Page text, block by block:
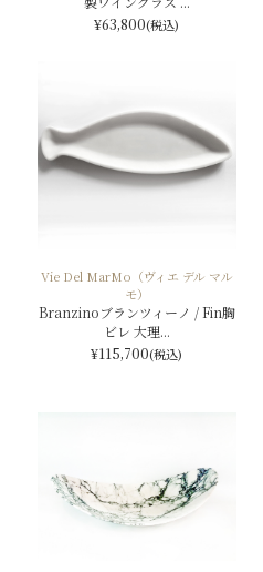
¥63,800(税込)
Vie Del MarMo（ヴィエ デル マル
モ）
Branzinoブランツィーノ / Fin胸
ビレ 大理...
¥115,700(税込)